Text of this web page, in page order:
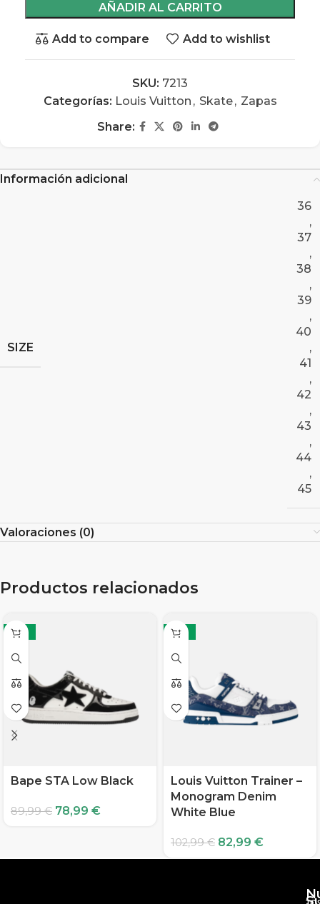
AÑADIR AL CARRITO
Add to compare Add to wishlist
SKU: 7213
Categorías: Louis Vuitton , Skate, Zapas
Share:
Información adicional
SIZE
36
,
37
,
38
,
39
,
40
,
41
,
42
,
43
,
44
,
45
Valoraciones (0)
Productos relacionados
-12%
Bape STA Low Black
89,99€ 78,99 €
-19%
Louis Vuitton Trainer –
Monogram Denim
White Blue
102,99€ 82,99 €